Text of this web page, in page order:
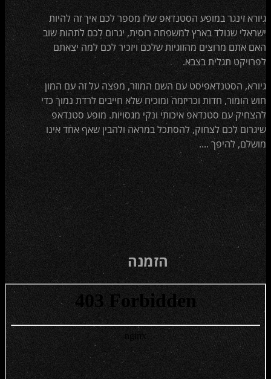
גיורא זינגר במופע הסטנדאפ שלו מספר לכם איך זה להיות
ישראלי שנולד בארץ למשפחה רוסית, יגרום לכם לתהות שוב
האם אתם מרוצים מהזוגיות שלכם ויזכיר לכם למה יצאתם
לפרויקט תגלית בצבא.
גיורא, הסטנדאפיסט עם השם המוזר, מפצה על זה עם המון
חוש הומור, חדות וכריזמה ומוכיח שלא חייבים לרדת נמוך כדי
להצחיק עם סטנדאפ איכותי ונקי מגסויות. מופע סטנדאפ
שיגרום לכם לצחוק, להסתכל במראה ולהבין שאף אחד אינו
מושלם, להיפך ....
הזמנה